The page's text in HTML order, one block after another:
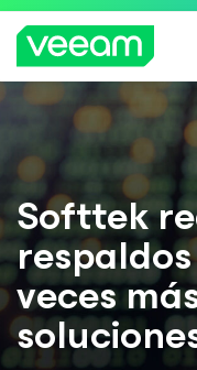
Guía de Veeam
actualización
MÁS
INFO
RMA
CIÓN
Softtek
veces